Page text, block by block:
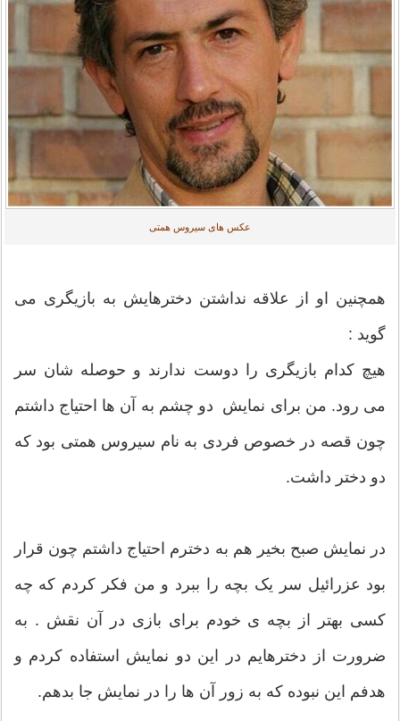
عکس های سیروس همتی
همچنین او از علاقه نداشتن دخترهایش به بازیگری می
گوید :
هیچ کدام بازیگری را دوست ندارند و حوصله شان سر
می رود. من برای نمایش دو چشم به آن ها احتیاج داشتم
چون قصه در خصوص فردی به نام سیروس همتی بود که
دو دختر داشت.
در نمایش صبح بخیر هم به دخترم احتیاج داشتم چون قرار
بود عزرائیل سر یک بچه را ببرد و من فکر کردم که چه
کسی بهتر از بچه ی خودم برای بازی در آن نقش . به
ضرورت از دخترهایم در این دو نمایش استفاده کردم و
هدفم این نبوده که به زور آن ها را در نمایش جا بدهم.